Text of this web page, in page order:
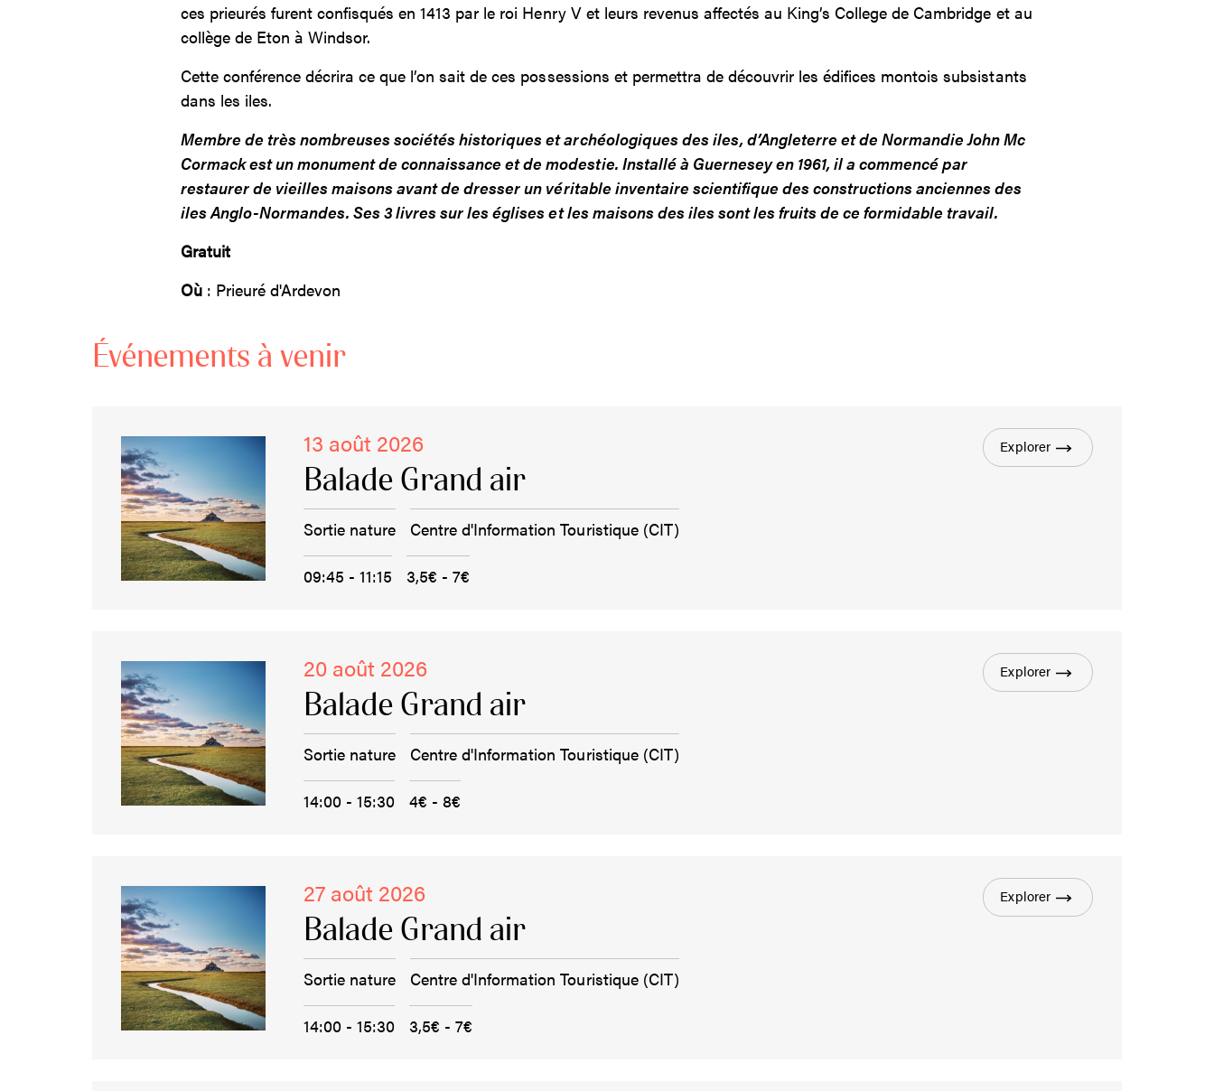
ces prieurés furent confisqués en 1413 par le roi Henry V et leurs revenus affectés au King’s College de Cambridge et au
collège de Eton à Windsor.
Cette conférence décrira ce que l’on sait de ces possessions et permettra de découvrir les édifices montois subsistants
dans les iles.
Membre de très nombreuses sociétés historiques et archéologiques des iles, d’Angleterre et de Normandie John Mc
Cormack est un monument de connaissance et de modestie. Installé à Guernesey en 1961, il a commencé par
restaurer de vieilles maisons avant de dresser un véritable inventaire scientifique des constructions anciennes des
iles Anglo-Normandes. Ses 3 livres sur les églises et les maisons des iles sont les fruits de ce formidable travail.
Gratuit
Où: Prieuré d'Ardevon
Événements à venir
13 août 2026
Balade Grand air
Sortie nature Centre d'Information Touristique (CIT)
09:45 - 11:15 3,5€ - 7€
Explorer
20 août 2026
Balade Grand air
Sortie nature Centre d'Information Touristique (CIT)
14:00 - 15:30 4€ - 8€
Explorer
27 août 2026
Balade Grand air
Sortie nature Centre d'Information Touristique (CIT)
14:00 - 15:30 3,5€ - 7€
Explorer